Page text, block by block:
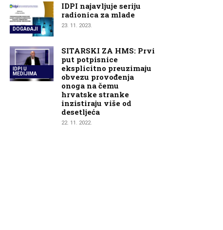
DOGAĐAJI
IDPI najavljuje seriju
radionica za mlade
23. 11. 2023.
IDPI U
MEDIJIMA
SITARSKI ZA HMS: Prvi
put potpisnice
eksplicitno preuzimaju
obvezu provođenja
onoga na čemu
hrvatske stranke
inzistiraju više od
desetljeća
22. 11. 2022.